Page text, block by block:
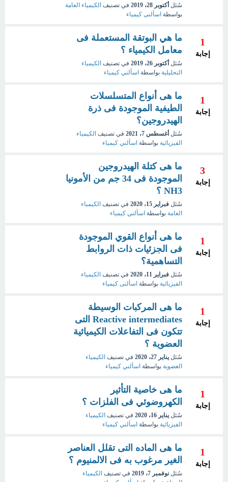
سُئل أكتوبر 28، 2019 في تصنيف الكيمياء العامة
بواسطة اسألنى كيمياء
1
إجابة
ما هي البوتقة المستعملة فى
معامل الكيمياء ؟
سُئل أكتوبر 26، 2019 في تصنيف الكيمياء
التحليلية بواسطة اسألني كيمياء
1
إجابة
ما هى أنواع المتسلسلات
الطيفية الموجودة فى ذرة
الهيدروجين؟
سُئل أغسطس 7، 2021 في تصنيف الكيمياء
الفيزيائية بواسطة اسألني كيمياء
3
إجابة
ما هى كتلة الهيدروجين
الموجودة فى 34 جم من الأمونيا
NH3 ؟
سُئل فبراير 15، 2020 في تصنيف الكيمياء
العامة بواسطة اسألني كيمياء
1
إجابة
ما هى أنواع القوي الموجودة
فى الجزئيات ذات الروابط
التساهمية؟
سُئل فبراير 11، 2020 في تصنيف الكيمياء
الفيزيائية بواسطة اسألنى كيمياء
1
إجابة
ما هى المركبات الوسيطة
Reactive intermediates التى
تتكون فى التفاعلات الكيميائية
العضوية ؟
سُئل يناير 27، 2020 في تصنيف الكيمياء
العضوية بواسطة اسألني كيمياء
1
إجابة
ما هى خاصية التأثير
الكهروضوئي فى الفلزات ؟
سُئل يناير 16، 2020 في تصنيف الكيمياء
الفيزيائية بواسطة اسألني كيمياء
1
إجابة
ما هى الماده التى تقلل العناصر
الغير مرغوب به فى الالمنيوم ؟
سُئل نوفمبر 7، 2019 في تصنيف الكيمياء